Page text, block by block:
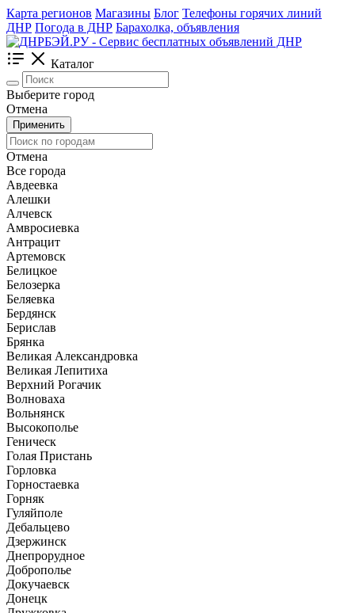
Карта регионов Магазины Блог Телефоны горячих линий
ДНР Погода в ДНР Барахолка, объявления
Каталог
Выберите город
Отмена
Применить
Отмена
Все города
Авдеевка
Алешки
Алчевск
Амвросиевка
Антрацит
Артемовск
Белицкое
Белозерка
Беляевка
Бердянск
Берислав
Брянка
Великая Александровка
Великая Лепитиха
Верхний Рогачик
Волноваха
Вольнянск
Высокополье
Геническ
Голая Пристань
Горловка
Горностаевка
Горняк
Гуляйполе
Дебальцево
Дзержинск
Днепрорудное
Доброполье
Докучаевск
Донецк